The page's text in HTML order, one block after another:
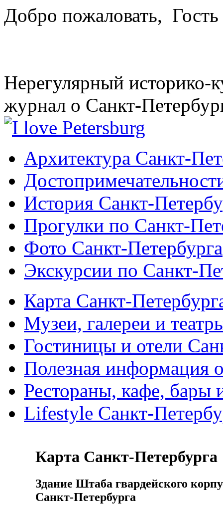
Добро пожаловать, Гость
Нерегулярный историко-
журнал о Санкт-
Архитектура Санкт-
История Санкт-
Прогулки по Санкт-
Фото Санкт-Петербурга
Экскурсии по Санкт-
Карта Санкт-
Музеи, галереи и
Гостиницы и отели
Полезная информация
Рестораны, кафе, бары
Lifestyle Санкт-
Карта Санкт-Петербурга
Здание Штаба гвардейского
Санкт-Петербурга